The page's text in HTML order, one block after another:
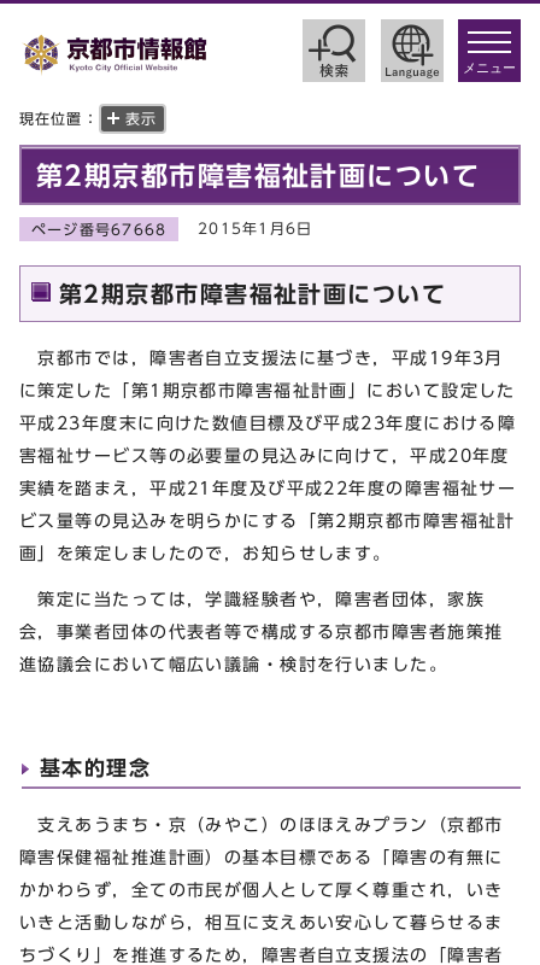
toggle
メニュー
現在位置： 表示
第2期京都市障害福祉計画について
ページ番号67668 2015年1月6日
第2期京都市障害福祉計画について
京都市では，障害者自立支援法に基づき，平成19年3月
に策定した「第1期京都市障害福祉計画」において設定した
平成23年度末に向けた数値目標及び平成23年度における障
害福祉サービス等の必要量の見込みに向けて，平成20年度
実績を踏まえ，平成21年度及び平成22年度の障害福祉サー
ビス量等の見込みを明らかにする「第2期京都市障害福祉計
画」を策定しましたので，お知らせします。
策定に当たっては，学識経験者や，障害者団体，家族
会，事業者団体の代表者等で構成する京都市障害者施策推
進協議会において幅広い議論・検討を行いました。
基本的理念
支えあうまち・京（みやこ）のほほえみプラン（京都市
障害保健福祉推進計画）の基本目標である「障害の有無に
かかわらず，全ての市民が個人として厚く尊重され，いき
いきと活動しながら，相互に支えあい安心して暮らせるま
ちづくり」を推進するため，障害者自立支援法の「障害者